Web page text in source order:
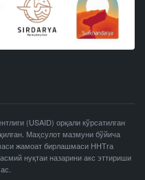
(USAID) орқали кўрсатилган
Маҳсулот мазмуни бўйича
жамоат бирлашмаси ННТга
нуқтаи назарини акс эттириши